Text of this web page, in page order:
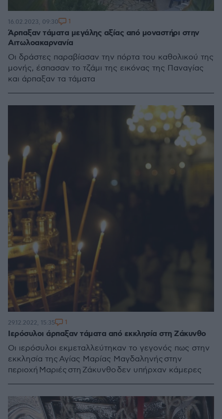
Άρπαξαν τάματα μεγάλης αξίας από μοναστήρι στην
Αιτωλοακαρνανία
Οι δράστες παραβίασαν την πόρτα του καθολικού της
μονής, έσπασαν το τζάμι της εικόνας της Παναγίας
και άρπαξαν τα τάματα
16.02.2023, 09:30 1
Ιερόσυλοι άρπαξαν τάματα από εκκλησία στη Ζάκυνθο
Οι ιερόσυλοι εκμεταλλεύτηκαν το γεγονός πως στην
εκκλησία της Αγίας Μαρίας Μαγδαληνής στην
περιοχή Μαριές στη Ζάκυνθο δεν υπήρχαν κάμερες
29.12.2022, 15:35 1